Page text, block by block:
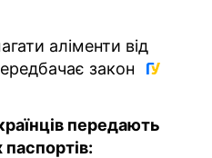
аліменти від
закон
передають